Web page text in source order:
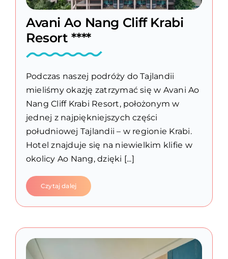
Avani Ao Nang Cliff Krabi
Resort ****
Podczas naszej podróży do Tajlandii
mieliśmy okazję zatrzymać się w Avani Ao
Nang Cliff Krabi Resort, położonym w
jednej z najpiękniejszych części
południowej Tajlandii – w regionie Krabi.
Hotel znajduje się na niewielkim klifie w
okolicy Ao Nang, dzięki [...]
Czytaj dalej